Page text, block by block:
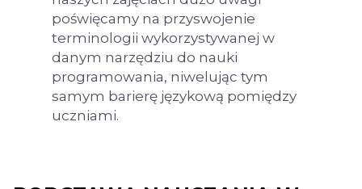
poświęcamy na przyswojenie
terminologii wykorzystywanej w
danym narzędziu do nauki
programowania, niwelując tym
samym barierę językową pomiędzy
uczniami.